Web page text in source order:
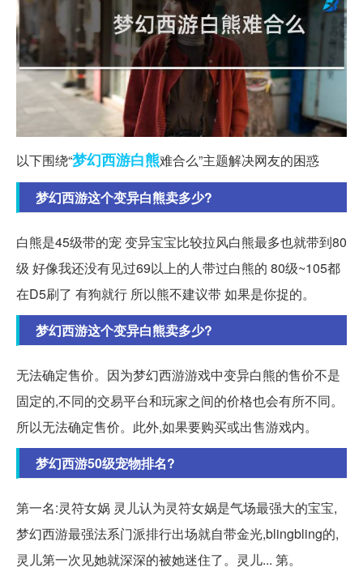
以下围绕“梦幻西游白熊难合么”主题解决网友的困惑
梦幻西游这个变异白熊卖多少?
白熊是45级带的宠 变异宝宝比较拉风白熊最多也就带到80
级 好像我还没有见过69以上的人带过白熊的 80级~105都
在D5刷了 有狗就行 所以熊不建议带 如果是你捉的。
梦幻西游这个变异白熊卖多少?
无法确定售价。因为梦幻西游游戏中变异白熊的售价不是
固定的,不同的交易平台和玩家之间的价格也会有所不同。
所以无法确定售价。此外,如果要购买或出售游戏内。
梦幻西游50级宠物排名?
第一名:灵符女娲 灵儿认为灵符女娲是气场最强大的宝宝,
梦幻西游最强法系门派排行出场就自带金光,blingbling的,
灵儿第一次见她就深深的被她迷住了。灵儿... 第。